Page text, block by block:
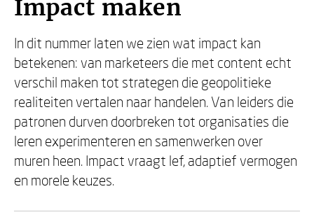
Impact maken
In dit nummer laten we zien wat impact kan
betekenen: van marketeers die met content echt
verschil maken tot strategen die geopolitieke
realiteiten vertalen naar handelen. Van leiders die
patronen durven doorbreken tot organisaties die
leren experimenteren en samenwerken over
muren heen. Impact vraagt lef, adaptief vermogen
en morele keuzes.